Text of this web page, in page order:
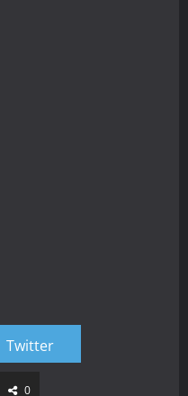
Twitter
0